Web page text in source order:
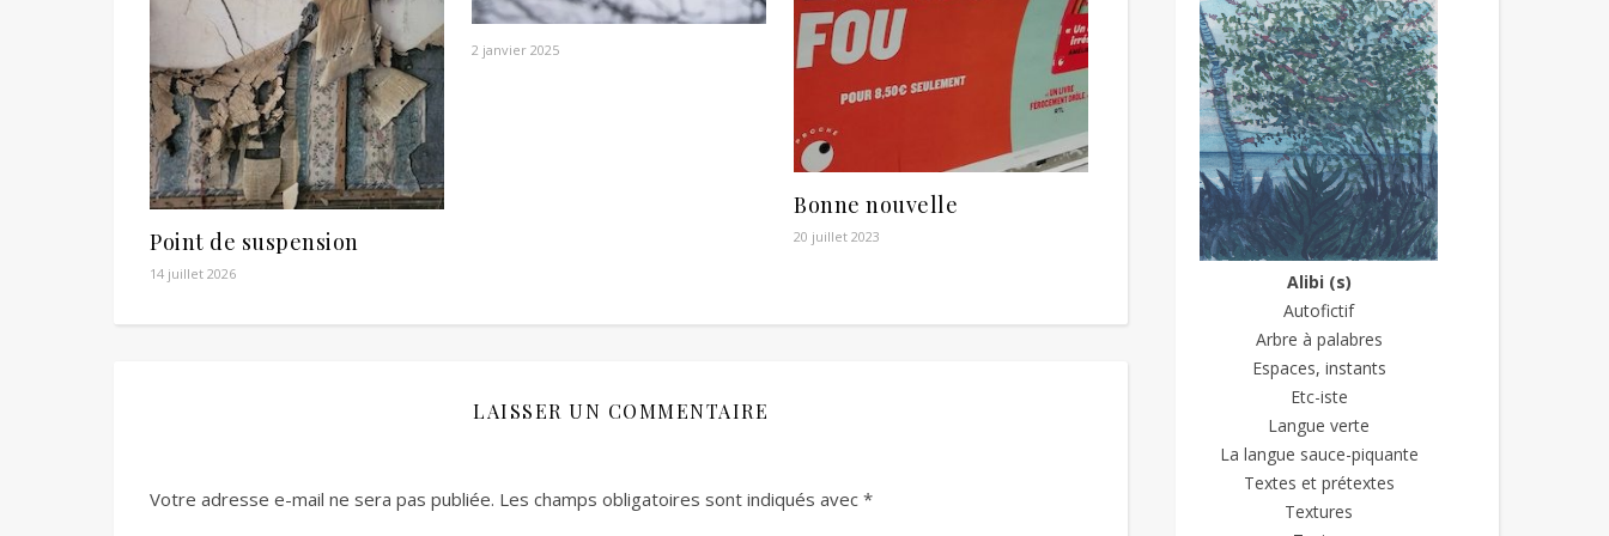
Point de suspension
14 juillet 2026
2 janvier 2025
Bonne nouvelle
20 juillet 2023
LAISSER UN COMMENTAIRE
Votre adresse e-mail ne sera pas publiée. Les champs obligatoires sont indiqués avec *
Alibi (s)
Autofictif
Arbre à palabres
Espaces, instants
Etc-iste
Langue verte
La langue sauce-piquante
Textes et prétextes
Textures